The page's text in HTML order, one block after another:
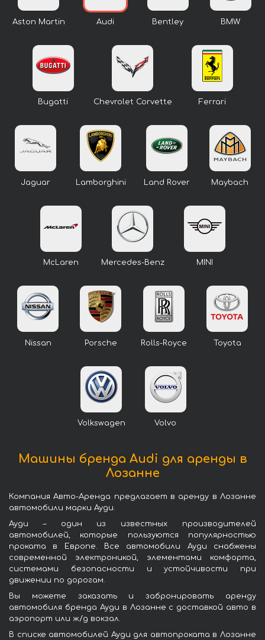
Aston Martin Audi Bentley BMW
Bugatti Chevrolet Corvette Ferrari
Jaguar Lamborghini Land Rover Maybach
McLaren Mercedes-Benz MINI
Nissan Porsche Rolls-Royce Toyota
Volkswagen Volvo
Машины бренда Audi для аренды в
Лозанне
Компания Авто-Аренда предлагает в аренду в Лозанне
автомобили марки Ауди.
Ауди – один из известных производителей
автомобилей, которые пользуются популярностью
проката в Европе. Все автомобили Ауди снабжены
современной электроникой, элементами комфорта,
системами безопасности и устойчивости при
движении по дорогам.
Вы можете заказать и забронировать аренду
автомобиля бренда Ауди в Лозанне с доставкой авто в
аэропорт или ж/д вокзал.
В списке автомобилей Ауди для автопроката в Лозанне